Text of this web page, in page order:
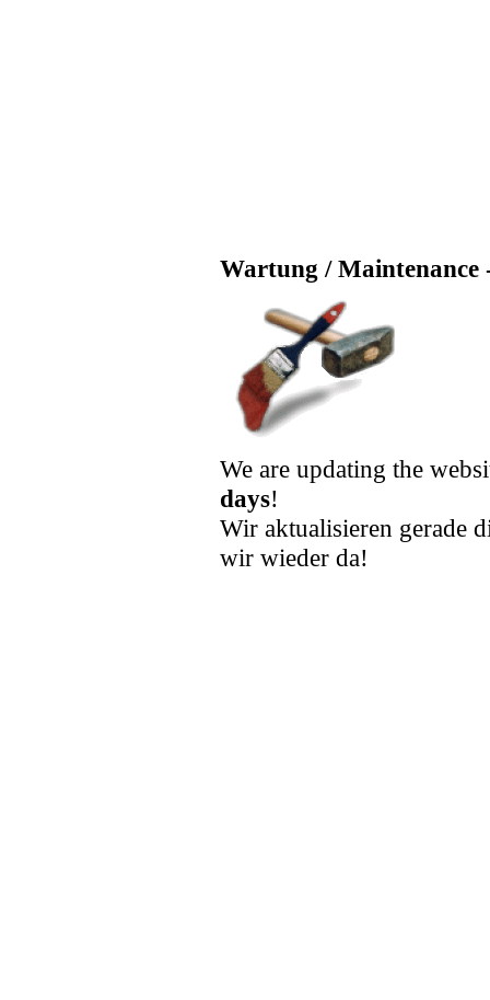
Wartung / Maintenance
We are updating the
days!
Wir aktualisieren gerade
wir wieder da!